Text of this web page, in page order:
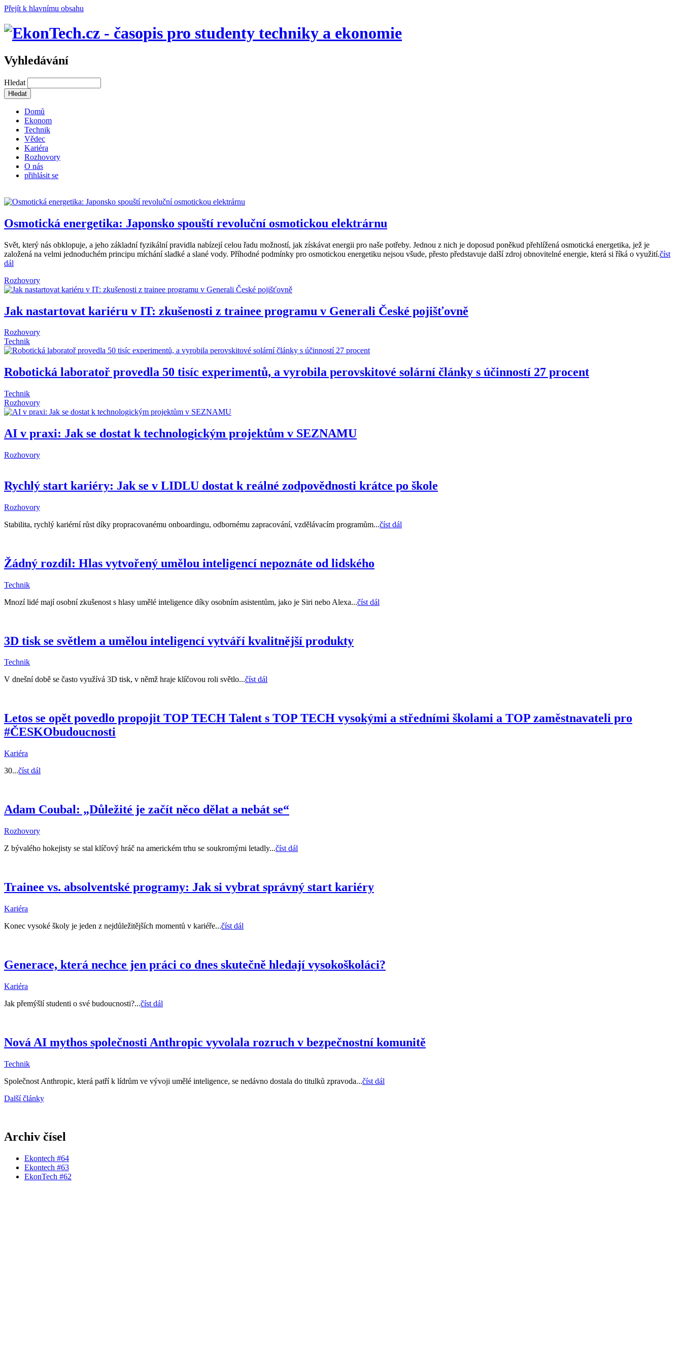
Přejít k hlavnímu obsahu
Vyhledávání
Hledat
Domů
Ekonom
Technik
Vědec
Kariéra
Rozhovory
O nás
přihlásit se
Osmotická energetika: Japonsko spouští revoluční osmotickou elektrárnu
Svět, který nás obklopuje, a jeho základní fyzikální pravidla nabízejí celou řadu možností, jak získávat energii pro naše potřeby. Jednou z nich je doposud poněkud přehlížená osmotická energetika, jež je
založená na velmi jednoduchém principu míchání sladké a slané vody. Příhodné podmínky pro osmotickou energetiku nejsou všude, přesto představuje další zdroj obnovitelné energie, která si říká o využití.číst
dál
Rozhovory
Jak nastartovat kariéru v IT: zkušenosti z trainee programu v Generali České pojišťovně
Rozhovory
Technik
Robotická laboratoř provedla 50 tisíc experimentů, a vyrobila perovskitové solární články s účinností 27 procent
Technik
Rozhovory
AI v praxi: Jak se dostat k technologickým projektům v SEZNAMU
Rozhovory
Rychlý start kariéry: Jak se v LIDLU dostat k reálné zodpovědnosti krátce po škole
Rozhovory
Stabilita, rychlý kariérní růst díky propracovanému onboardingu, odbornému zapracování, vzdělávacím programům...číst dál
Žádný rozdíl: Hlas vytvořený umělou inteligencí nepoznáte od lidského
Technik
Mnozí lidé mají osobní zkušenost s hlasy umělé inteligence díky osobním asistentům, jako je Siri nebo Alexa...číst dál
3D tisk se světlem a umělou inteligencí vytváří kvalitnější produkty
Technik
V dnešní době se často využívá 3D tisk, v němž hraje klíčovou roli světlo...číst dál
Letos se opět povedlo propojit TOP TECH Talent s TOP TECH vysokými a středními školami a TOP zaměstnavateli pro
#ČESKObudoucnosti
Kariéra
30...číst dál
Adam Coubal: „Důležité je začít něco dělat a nebát se“
Rozhovory
Z bývalého hokejisty se stal klíčový hráč na americkém trhu se soukromými letadly...číst dál
Trainee vs. absolventské programy: Jak si vybrat správný start kariéry
Kariéra
Konec vysoké školy je jeden z nejdůležitějších momentů v kariéře...číst dál
Generace, která nechce jen práci co dnes skutečně hledají vysokoškoláci?
Kariéra
Jak přemýšlí studenti o své budoucnosti?...číst dál
Nová AI mythos společnosti Anthropic vyvolala rozruch v bezpečnostní komunitě
Technik
Společnost Anthropic, která patří k lídrům ve vývoji umělé inteligence, se nedávno dostala do titulků zpravoda...číst dál
Další články
Archiv čísel
Ekontech #64
Ekontech #63
EkonTech #62